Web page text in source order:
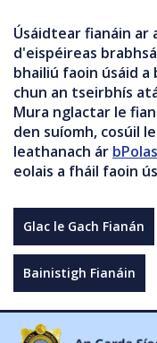
Úsáidtear fianáin ar
d'eispéireas
bhailiú faoin úsáid a
chun an tseirbhís
Mura nglactar le
den suíomh, cosúil
leathanach ár
eolais a fháil faoin
Glac le Gach Fianán
Bainistigh Fianáin